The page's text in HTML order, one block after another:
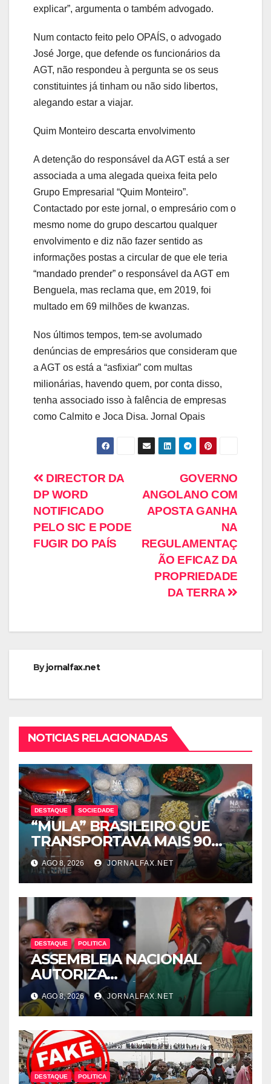
explicar”, argumenta o também advogado.
Num contacto feito pelo OPAÍS, o advogado
José Jorge, que defende os funcionários da
AGT, não respondeu à pergunta se os seus
constituintes já tinham ou não sido libertos,
alegando estar a viajar.
Quim Monteiro descarta envolvimento
A detenção do responsável da AGT está a ser
associada a uma alegada queixa feita pelo
Grupo Empresarial “Quim Monteiro”.
Contactado por este jornal, o empresário com o
mesmo nome do grupo descartou qualquer
envolvimento e diz não fazer sentido as
informações postas a circular de que ele teria
“mandado prender” o responsável da AGT em
Benguela, mas reclama que, em 2019, foi
multado em 69 milhões de kwanzas.
Nos últimos tempos, tem-se avolumado
denúncias de empresários que consideram que
a AGT os está a “asfixiar” com multas
milionárias, havendo quem, por conta disso,
tenha associado isso à falência de empresas
como Calmito e Joca Disa. Jornal Opais
GOVERNO
ANGOLANO COM
APOSTA GANHA
NA
REGULAMENTAÇ
ÃO EFICAZ DA
PROPRIEDADE
DA TERRA
DIRECTOR DA
DP WORD
NOTIFICADO
PELO SIC E PODE
FUGIR DO PAÍS
Byjornalfax.net
NOTICIAS RELACIONADAS
DESTAQUE SOCIEDADE
“MULA” BRASILEIRO QUE
TRANSPORTAVA MAIS 90
CÁPSULAS DE COCAÍNA
MORRE NO HOTEL EM
LUANDA
AGO 8, 2026 JORNALFAX.NET
DESTAQUE POLITICA
ASSEMBLEIA NACIONAL
AUTORIZA
INTERROGATÓRIO DE
ADRIANO SAPINALA NO
CASO “CAIXA TÉRMICA” E
CHIVUKUVUKU
AGO 8, 2026 JORNALFAX.NET
DESTAQUE POLITICA